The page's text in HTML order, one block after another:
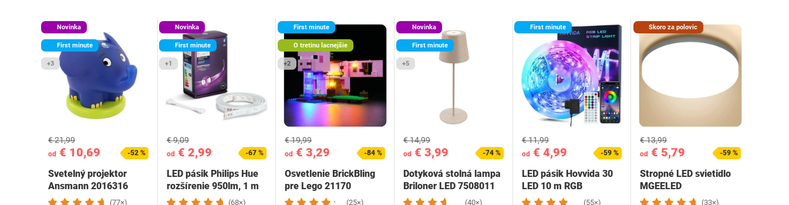
Novinka
First minute
+3
od € 10,69
€ 21,99
-52 %
Svetelný projektor
Ansmann ‎2016316
(77×)
Novinka
First minute
+1
od€ 2,99
€ 9,09
-67 %
LED pásik Philips Hue
rozšírenie 950lm, 1 m
(68×)
First minute
O tretinu lacnejšie
+2
od € 3,29
€ 19,99
-84 %
Osvetlenie BrickBling
pre Lego 21170
(25×)
Novinka
First minute
+5
od€ 3,99
€ 14,99
-74 %
Dotyková stolná lampa
Briloner LED 7508011
(40×)
First minute
od€ 4,99
€ 11,99
-59 %
LED pásik Hovvida 30
LED 10 m RGB
(55×)
Skoro za polovic
od € 5,79
€ 13,99
-59 %
Stropné LED svietidlo
MGEELED
(33×)